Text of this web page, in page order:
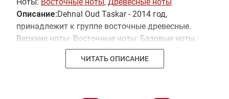
Описание:Dehnal Oud Taskar - 2014 год,
принадлежит к группе восточные древесные.
Верхние ноты: Восточные ноты; Базовые ноты :
Восточные ноты. Базовая ноты: Древесные ноты.
ЧИТАТЬ ОПИСАНИЕ